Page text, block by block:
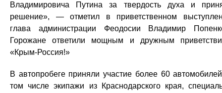
Владимировича Путина за твердость духа и
решение», — отметил в приветственном
глава администрации Феодосии Владимир
Горожане ответили мощным и дружным
«Крым-Россия!»
В автопробеге приняли участие более 60
том числе экипажи из Краснодарского края,